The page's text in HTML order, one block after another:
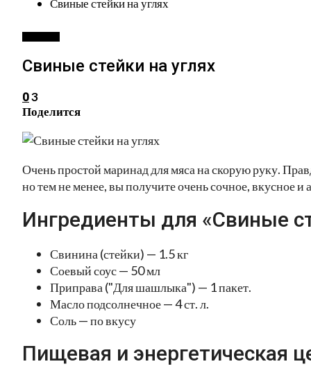
Свиные стейки на углях
Свиные стейки на углях
03
Поделится
Очень простой маринад для мяса на скорую руку.
но тем не менее, вы получите очень сочное, вкусное и
Ингредиенты для «Свиные
Свинина (стейки) — 1.5 кг
Соевый соус — 50 мл
Приправа ("Для шашлыка") — 1 пакет.
Масло подсолнечное — 4 ст. л.
Соль — по вкусу
Пищевая и энергетическая